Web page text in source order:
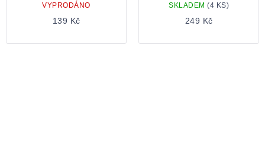
VYPRODÁNO
139 Kč
SKLADEM (4 KS)
249 Kč